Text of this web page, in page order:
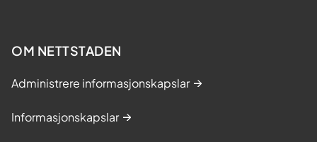
OM NETTSTADEN
Administrere informasjonskapslar
Informasjonskapslar